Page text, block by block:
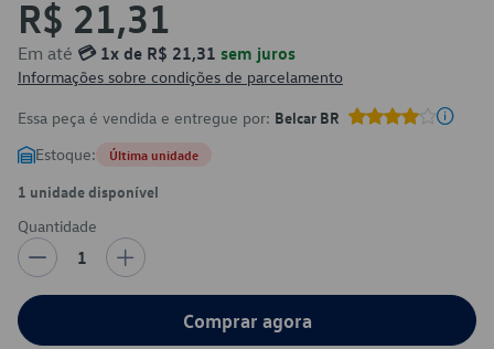
R$ 21,31
Em até 💳 1x de R$ 21,31 sem juros
Informações sobre condições de parcelamento
Essa peça é vendida e entregue por: Belcar BR
Estoque: Última unidade
1 unidade disponível
Quantidade
1
Comprar agora